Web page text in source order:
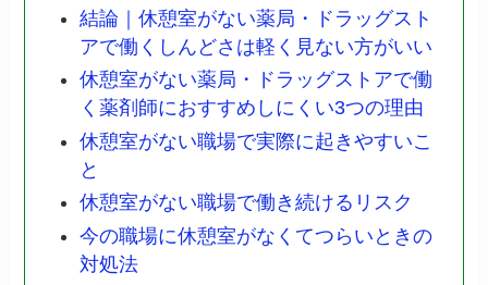
結論｜休憩室がない薬局・ドラッグスト
アで働くしんどさは軽く見ない方がいい
休憩室がない薬局・ドラッグストアで働
く薬剤師におすすめしにくい3つの理由
休憩室がない職場で実際に起きやすいこ
と
休憩室がない職場で働き続けるリスク
今の職場に休憩室がなくてつらいときの
対処法